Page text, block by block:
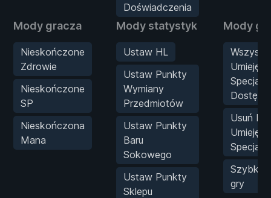
Doświadczenia
Mody gracza
Nieskończone
Zdrowie
Nieskończone
SP
Nieskończona
Mana
Mody statystyk
Ustaw HL
Ustaw Punkty
Wymiany
Przedmiotów
Ustaw Punkty
Baru
Sokowego
Ustaw Punkty
Sklepu
Mody
Usuń
gry